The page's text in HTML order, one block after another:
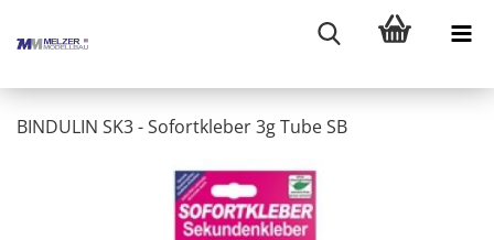
BINDULIN SK3 - Sofortkleber 3g Tube SB